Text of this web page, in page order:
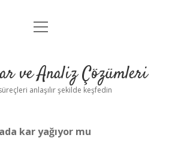
Anasayfa
Yasal Uyarı
menüyü
ve Analiz Çözümleri
anlaşılır şekilde keşfedin
kar yağıyor mu